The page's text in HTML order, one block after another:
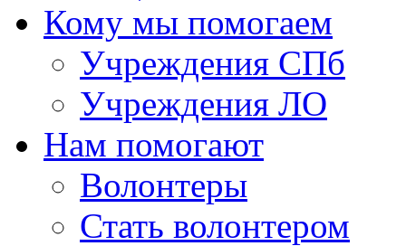
Кому мы помогаем
Учреждения СПб
Учреждения ЛО
Нам помогают
Волонтеры
Стать волонтером